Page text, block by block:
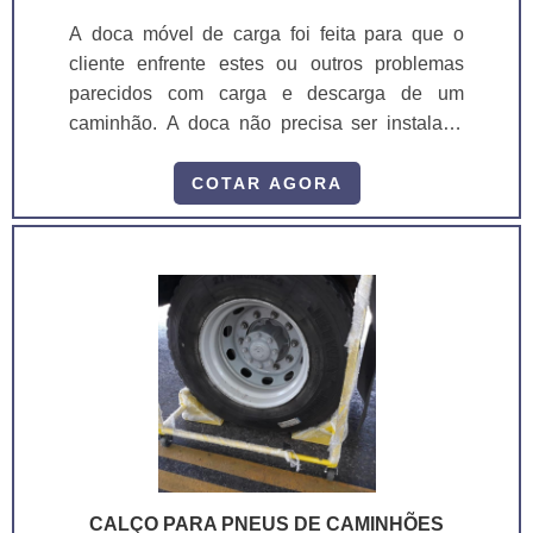
rampa expositora modelo reforçado e rmp
1607 - rampa dobrável.É reconhecida por ser
inovadora no setor de expositores e
ferramentas e altamente qualificada, padrões
alcançados por estar localizada em um ponto
estratégico para o envio por o Brasil e por uma
estrutura ampla que promete excelência em
a uma equipe com equipe que cria soluções e
profissionais certificados, comprova sua
essência de trazer o melhor para todos os
A doca móvel de carga foi feita para que o
cliente enfrente estes ou outros problemas
parecidos com carga e descarga de um
caminhão. A doca não precisa ser instalada
do prédio e começar a usar, ela é um
equipamento de fácil movimentação, podendo
mínimo de esforço, posicionando ela no local
mais apropriado para fazer a carga e descarga
de cargas paletizadas ou outros tipos de
carga.Ao posicionar a doca atrás do camin.
COTAR AGORA
CALÇO PARA PNEUS DE CAMINHÕES